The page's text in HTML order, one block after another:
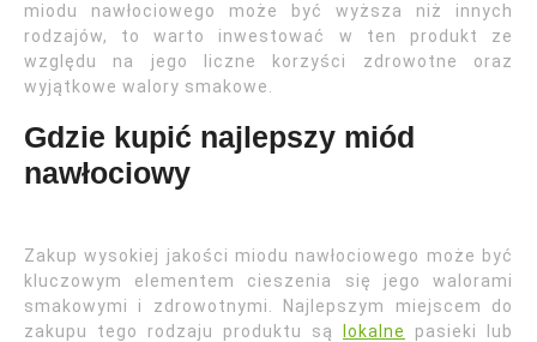
miodu nawłociowego może być wyższa niż innych
rodzajów, to warto inwestować w ten produkt ze
względu na jego liczne korzyści zdrowotne oraz
wyjątkowe walory smakowe.
Gdzie kupić najlepszy miód
nawłociowy
Zakup wysokiej jakości miodu nawłociowego może być
kluczowym elementem cieszenia się jego walorami
smakowymi i zdrowotnymi. Najlepszym miejscem do
zakupu tego rodzaju produktu są
lokalne
pasieki lub